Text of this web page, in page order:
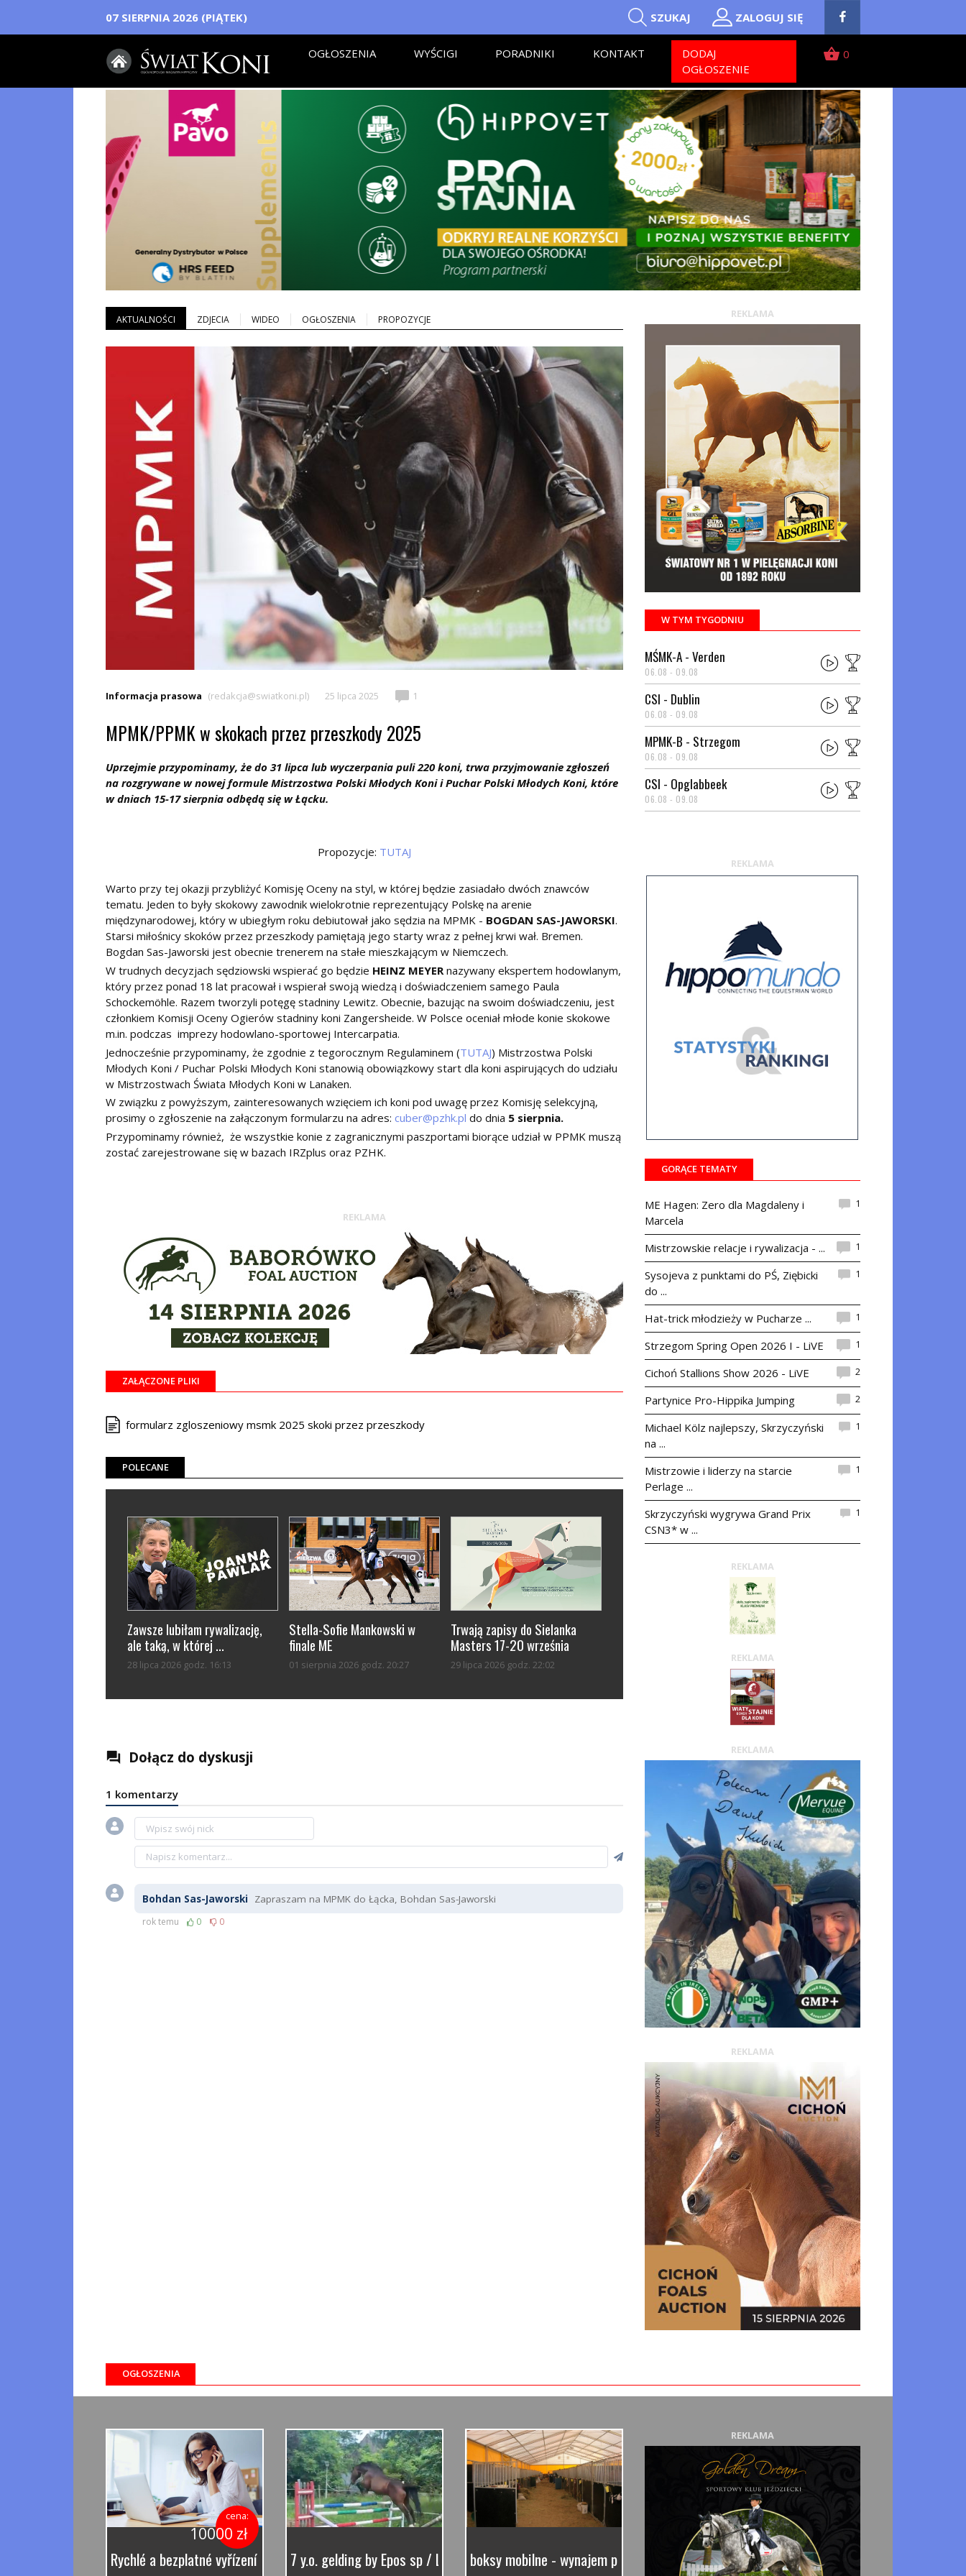
07 SIERPNIA 2026 (PIĄTEK) SZUKAJ ZALOGUJ SIĘ
OGŁOSZENIA WYŚCIGI PORADNIKI KONTAKT
DODAJ
OGŁOSZENIE
shopping_basket 0
AKTUALNOŚCI ZDJECIA WIDEO OGŁOSZENIA PROPOZYCJE
Informacja prasowa (redakcja@swiatkoni.pl) 25 lipca 2025 1
MPMK/PPMK w skokach przez przeszkody 2025
Uprzejmie przypominamy, że do 31 lipca lub wyczerpania puli 220 koni, trwa przyjmowanie zgłoszeń
na rozgrywane w nowej formule Mistrzostwa Polski Młodych Koni i Puchar Polski Młodych Koni, które
w dniach 15-17 sierpnia odbędą się w Łącku.
Propozycje: TUTAJ
Warto przy tej okazji przybliżyć Komisję Oceny na styl, w której będzie zasiadało dwóch znawców
tematu. Jeden to były skokowy zawodnik wielokrotnie reprezentujący Polskę na arenie
międzynarodowej, który w ubiegłym roku debiutował jako sędzia na MPMK - BOGDAN SAS-JAWORSKI.
Starsi miłośnicy skoków przez przeszkody pamiętają jego starty wraz z pełnej krwi wał. Bremen.
Bogdan Sas-Jaworski jest obecnie trenerem na stałe mieszkającym w Niemczech.
W trudnych decyzjach sędziowski wspierać go będzie HEINZ MEYER nazywany ekspertem hodowlanym,
który przez ponad 18 lat pracował i wspierał swoją wiedzą i doświadczeniem samego Paula
Schockemöhle. Razem tworzyli potęgę stadniny Lewitz. Obecnie, bazując na swoim doświadczeniu, jest
członkiem Komisji Oceny Ogierów stadniny koni Zangersheide. W Polsce oceniał młode konie skokowe
m.in. podczas imprezy hodowlano-sportowej Intercarpatia.
Jednocześnie przypominamy, że zgodnie z tegorocznym Regulaminem (TUTAJ) Mistrzostwa Polski
Młodych Koni / Puchar Polski Młodych Koni stanowią obowiązkowy start dla koni aspirujących do udziału
w Mistrzostwach Świata Młodych Koni w Lanaken.
W związku z powyższym, zainteresowanych wzięciem ich koni pod uwagę przez Komisję selekcyjną,
prosimy o zgłoszenie na załączonym formularzu na adres: cuber@pzhk.pl do dnia 5 sierpnia.
Przypominamy również, że wszystkie konie z zagranicznymi paszportami biorące udział w PPMK muszą
zostać zarejestrowane się w bazach IRZplus oraz PZHK.
REKLAMA
ZAŁĄCZONE PLIKI
formularz zgloszeniowy msmk 2025 skoki przez przeszkody
POLECANE
Zawsze lubiłam rywalizację,
ale taką, w której ...
28 lipca 2026 godz. 16:13
Stella-Sofie Mankowski w
finale ME
01 sierpnia 2026 godz. 20:27
Trwają zapisy do Sielanka
Masters 17-20 września
29 lipca 2026 godz. 22:02
question_answer Dołącz do dyskusji
1 komentarzy
Bohdan Sas-Jaworski Zapraszam na MPMK do Łącka, Bohdan Sas-Jaworski
rok temu 0 0
REKLAMA
W TYM TYGODNIU
MŚMK-A - Verden
06.08 - 09.08
CSI - Dublin
06.08 - 09.08
MPMK-B - Strzegom
06.08 - 09.08
CSI - Opglabbeek
06.08 - 09.08
REKLAMA
GORĄCE TEMATY
ME Hagen: Zero dla Magdaleny i
Marcela
1
Mistrzowskie relacje i rywalizacja - ... 1
Sysojeva z punktami do PŚ, Ziębicki
do ...
1
Hat-trick młodzieży w Pucharze ... 1
Strzegom Spring Open 2026 I - LiVE 1
Cichoń Stallions Show 2026 - LiVE 2
Partynice Pro-Hippika Jumping 2
Michael Kölz najlepszy, Skrzyczyński
na ...
1
Mistrzowie i liderzy na starcie
Perlage ...
1
Skrzyczyński wygrywa Grand Prix
CSN3* w ...
1
REKLAMA
REKLAMA
REKLAMA
REKLAMA
OGŁOSZENIA
cena:
10000 zł
Rychlé a bezplatné vyřízení půjčky.7 y.o. gelding by Epos sp / La Voltarie KWPNboksy mobilne - wynajem produkcja sprzedaż
REKLAMA